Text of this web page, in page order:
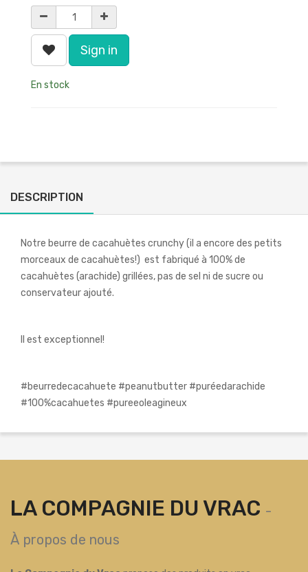
Sign in
En stock
DESCRIPTION
Notre beurre de cacahuètes crunchy (il a encore des petits
morceaux de cacahuètes!) est fabriqué à 100% de
cacahuètes (arachide) grillées, pas de sel ni de sucre ou
conservateur ajouté.
Il est exceptionnel!
#beurredecacahuete #peanutbutter #puréedarachide
#100%cacahuetes #pureeoleagineux
LA COMPAGNIE DU VRAC -
À propos de nous